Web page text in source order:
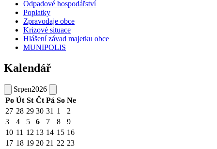
Odpadové hospodářství
Poplatky
Zpravodaje obce
Krizové situace
Hlášení závad majetku obce
MUNIPOLIS
Kalendář
Srpen2026
Po Út St Čt Pá So Ne
27 28 29 30 31 1
2
3
4 5 6 7 8
9
10 11 12 13 14 15 16
17 18 19 20 21 22 23